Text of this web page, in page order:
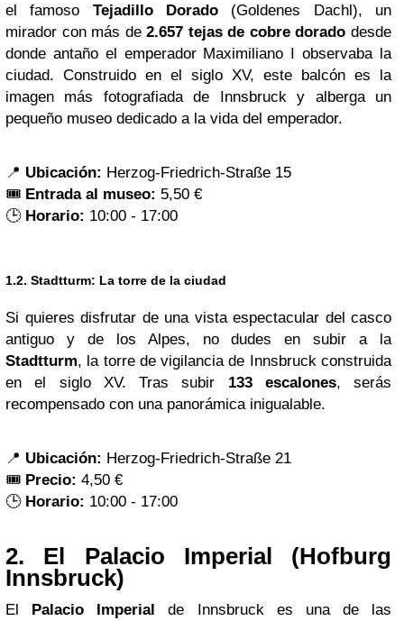
el famoso Tejadillo Dorado (Goldenes Dachl), un
mirador con más de2.657 tejas de cobre dorado desde
donde antaño el emperador Maximiliano I observaba la
ciudad. Construido en el siglo XV, este balcón es la
imagen más fotografiada de Innsbruck y alberga un
pequeño museo dedicado a la vida del emperador.
📍 Ubicación: Herzog-Friedrich-Straße 15
🎟️ Entrada al museo: 5,50 €
🕒 Horario: 10:00 - 17:00
1.2. Stadtturm: La torre de la ciudad
Si quieres disfrutar de una vista espectacular del casco
antiguo y de los Alpes, no dudes en subir a la
Stadtturm, la torre de vigilancia de Innsbruck construida
en el siglo XV. Tras subir 133 escalones, serás
recompensado con una panorámica inigualable.
📍 Ubicación: Herzog-Friedrich-Straße 21
🎟️ Precio: 4,50 €
🕒 Horario: 10:00 - 17:00
2. El Palacio Imperial (Hofburg
Innsbruck)
El Palacio Imperial de Innsbruck es una de las